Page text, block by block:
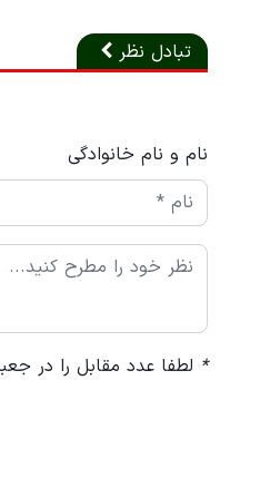
تبادل نظر
نام و نام خانوادگی
* لطفا عدد مقابل را در